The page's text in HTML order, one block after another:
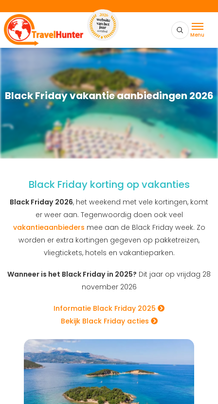
Menu
Black Friday vakantie aanbiedingen 2026
Black Friday korting op vakanties
Black Friday 2026, het weekend met vele kortingen, komt
er weer aan. Tegenwoordig doen ook veel
vakantieaanbieders mee aan de Black Friday week. Zo
worden er extra kortingen gegeven op pakketreizen,
vliegtickets, hotels en vakantieparken.
Wanneer is het Black Friday in 2025? Dit jaar op vrijdag 28
november 2026
Informatie Black Friday 2025
Bekijk Black Friday acties